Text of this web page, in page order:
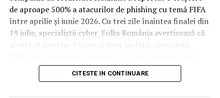
care iau în calcul mocheta trafic intenspentru zonele
cu rotație mare reduc riscul de uzură prematură și de
decolorare vizibilă în punctele de trecere frecventă. Este
o decizie care ține mai puțin de stil și mai mult de
după primele sezoane de utilizare intensă.
de aproape 500% a atacurilor de phishing cu temă FIFA
între aprilie și iunie 2026. Cu trei zile înaintea finalei din
19 iulie, specialiștii cyber_Folks România avertizează că
conturile, dispozitivele și infrastructura digitală
utilizate de angajați.
CITESTE IN CONTINUARE